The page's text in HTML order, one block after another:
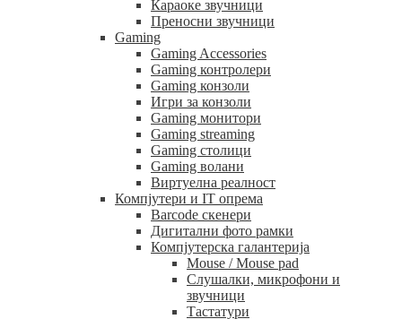
Караоке звучници
Преносни звучници
Gaming
Gaming Accessories
Gaming контролери
Gaming конзоли
Игри за конзоли
Gaming монитори
Gaming streaming
Gaming столици
Gaming волани
Виртуелна реалност
Компјутери и IT опрема
Barcode скенери
Дигитални фото рамки
Компјутерска галантерија
Mouse / Mouse pad
Слушалки, микрофони и
звучници
Тастатури